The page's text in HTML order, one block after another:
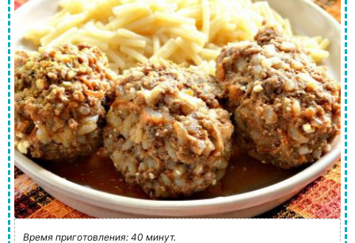
Время приготовления: 40 минут.